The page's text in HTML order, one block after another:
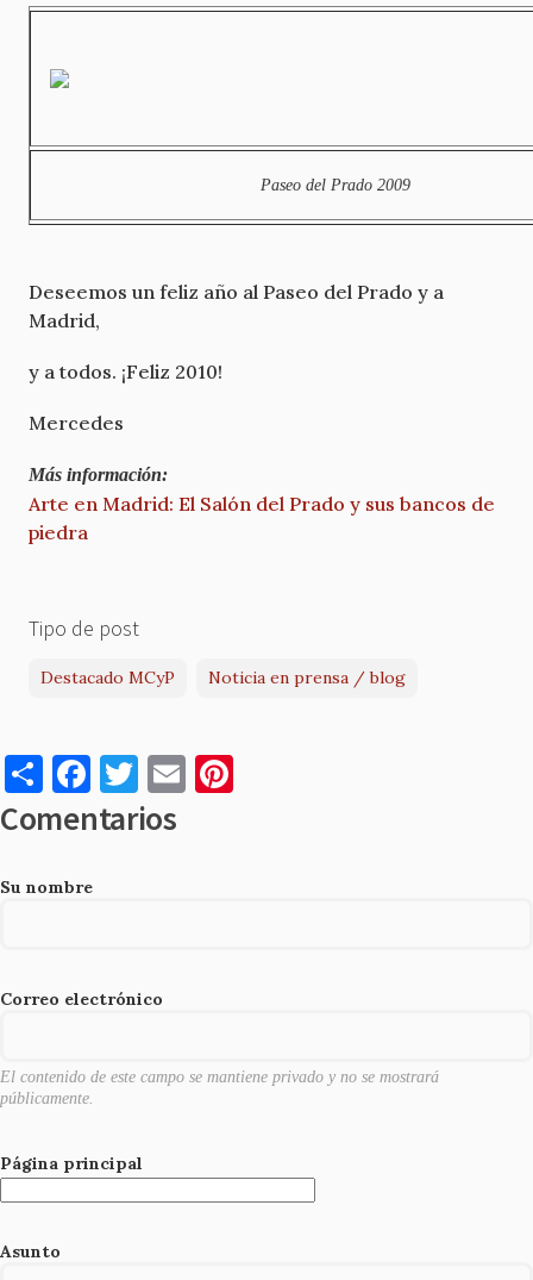
Paseo del Prado 2009
Deseemos un feliz año al Paseo del Prado y a
Madrid,
y a todos. ¡Feliz 2010!
Mercedes
Más información:
Arte en Madrid: El Salón del Prado y sus bancos de
piedra
Tipo de post
Destacado MCyP Noticia en prensa / blog
S
h
ar
e
F
a
c
e
o
T
w
it
E
m
Comentarios
Su nombre
Correo electrónico
El contenido de este campo se mantiene privado y no se mostrará
públicamente.
Página principal
Asunto